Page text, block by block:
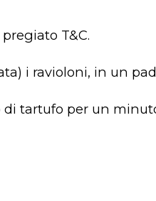
T&C.
i ravioloni, in un
tartufo per un